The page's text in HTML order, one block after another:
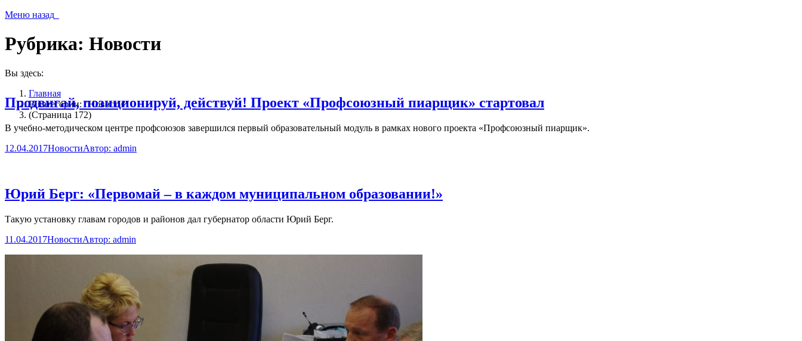
Меню назад
Рубрика: Новости
Вы здесь:
Главная
В категории: "Новости"
(Страница 172)
Продвигай, позиционируй, действуй! Проект «Профсоюзный пиарщик» стартовал
В учебно-методическом центре профсоюзов завершился первый образовательный модуль в рамках нового проекта «Профсоюзный пиарщик».
12.04.2017НовостиАвтор: admin
Юрий Берг: «Первомай – в каждом муниципальном образовании!»
Такую установку главам городов и районов дал губернатор области Юрий Берг.
11.04.2017НовостиАвтор: admin